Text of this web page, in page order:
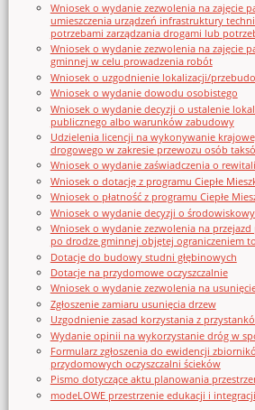
Wniosek o wydanie zezwolenia na zajęcie
umieszczenia urządzeń infrastruktury
potrzebami zarządzania drogami lub
Wniosek o wydanie zezwolenia na zajęcie
gminnej w celu prowadzenia robót
Wniosek o uzgodnienie lokalizacji/
Wniosek o wydanie dowodu osobistego
Wniosek o wydanie decyzji o ustalenie
publicznego albo warunków zabudowy
Udzielenia licencji na wykonywanie
drogowego w zakresie przewozu osób
Wniosek o wydanie zaświadczenia o
Wniosek o dotację z programu Ciepłe
Wniosek o płatność z programu Ciepłe
Wniosek o wydanie decyzji o
Wniosek o wydanie zezwolenia na
po drodze gminnej objętej ograniczeniem
Dotacje do budowy studni głębinowych
Dotacje na przydomowe oczyszczalnie
Wniosek o wydanie zezwolenia na
Zgłoszenie zamiaru usunięcia drzew
Uzgodnienie zasad korzystania z
Wydanie opinii na wykorzystanie dróg w
Formularz zgłoszenia do ewidencji
przydomowych oczyszczalni ścieków
Pismo dotyczące aktu planowania
modeLOWE przestrzenie edukacji i